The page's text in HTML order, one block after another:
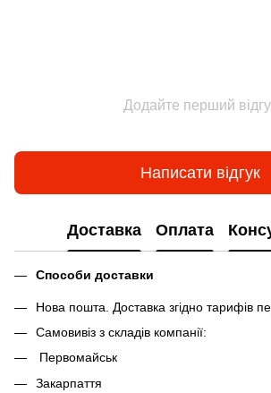
Додайте перший
Написати відгук
Доставка Оплата
Способи доставки
Нова пошта. Доставка згідно тарифів
Самовивіз з складів компанії:
Первомайськ
Закарпаття